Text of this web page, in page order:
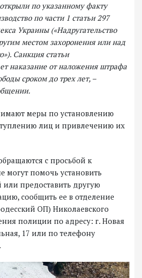
по указанному факту
по части 1 статьи 297
Украины («Надругательство
местом захоронения или над
Санкция статьи
наказание от наложения штрафа
сроком до трех лет, –
меры по установлению
лиц и привлечению их
с просьбой к
могут помочь установить
предоставить другую
сообщить ее в отделение
ОП) Николаевского
полиции по адресу: г. Новая
17 или по телефону